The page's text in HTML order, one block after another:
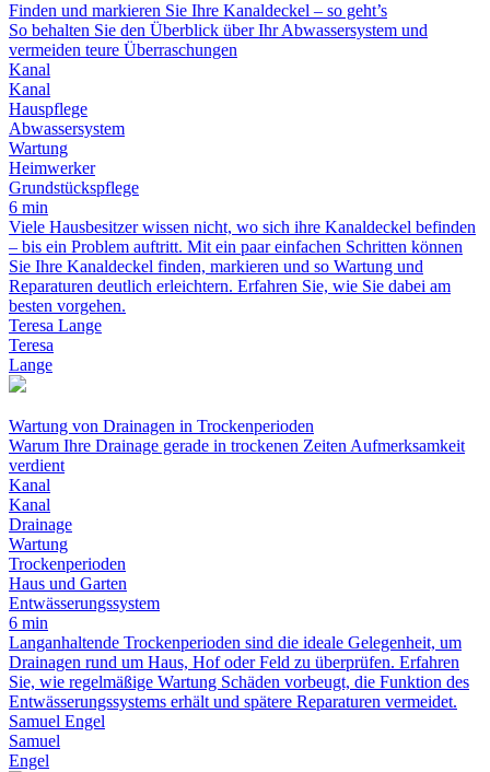
Finden und markieren Sie Ihre Kanaldeckel – so geht’s
So behalten Sie den Überblick über Ihr Abwassersystem und
vermeiden teure Überraschungen
Kanal
Kanal
Hauspflege
Abwassersystem
Wartung
Heimwerker
Grundstückspflege
6 min
Viele Hausbesitzer wissen nicht, wo sich ihre Kanaldeckel befinden
– bis ein Problem auftritt. Mit ein paar einfachen Schritten können
Sie Ihre Kanaldeckel finden, markieren und so Wartung und
Reparaturen deutlich erleichtern. Erfahren Sie, wie Sie dabei am
besten vorgehen.
Teresa Lange
Teresa
Lange
Wartung von Drainagen in Trockenperioden
Warum Ihre Drainage gerade in trockenen Zeiten Aufmerksamkeit
verdient
Kanal
Kanal
Drainage
Wartung
Trockenperioden
Haus und Garten
Entwässerungssystem
6 min
Langanhaltende Trockenperioden sind die ideale Gelegenheit, um
Drainagen rund um Haus, Hof oder Feld zu überprüfen. Erfahren
Sie, wie regelmäßige Wartung Schäden vorbeugt, die Funktion des
Entwässerungssystems erhält und spätere Reparaturen vermeidet.
Samuel Engel
Samuel
Engel